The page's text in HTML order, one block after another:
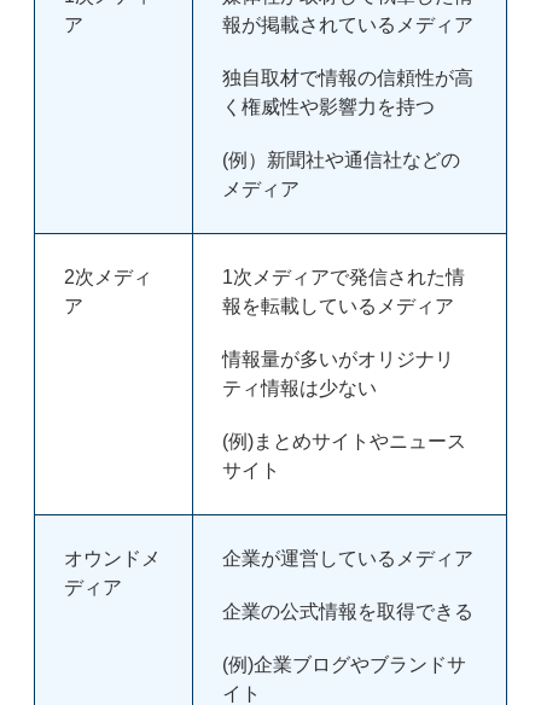
ア
報が掲載されているメディア
独自取材で情報の信頼性が高
く権威性や影響力を持つ
(例）新聞社や通信社などの
メディア
2次メディ
ア
1次メディアで発信された情
報を転載しているメディア
情報量が多いがオリジナリ
ティ情報は少ない
(例)まとめサイトやニュース
サイト
オウンドメ
ディア
企業が運営しているメディア
企業の公式情報を取得できる
(例)企業ブログやブランドサ
イト